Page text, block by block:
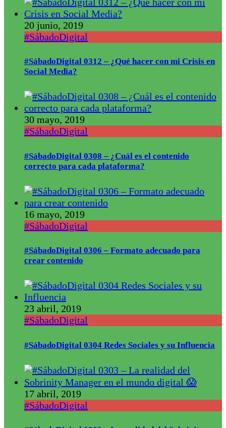
20 junio, 2019
#SábadoDigital
#SábadoDigital 0312 – ¿Qué hacer con mi Crisis en
Social Media?
30 mayo, 2019
#SábadoDigital
#SábadoDigital 0308 – ¿Cuál es el contenido
correcto para cada plataforma?
16 mayo, 2019
#SábadoDigital
#SábadoDigital 0306 – Formato adecuado para
crear contenido
23 abril, 2019
#SábadoDigital
#SábadoDigital 0304 Redes Sociales y su Influencia
17 abril, 2019
#SábadoDigital